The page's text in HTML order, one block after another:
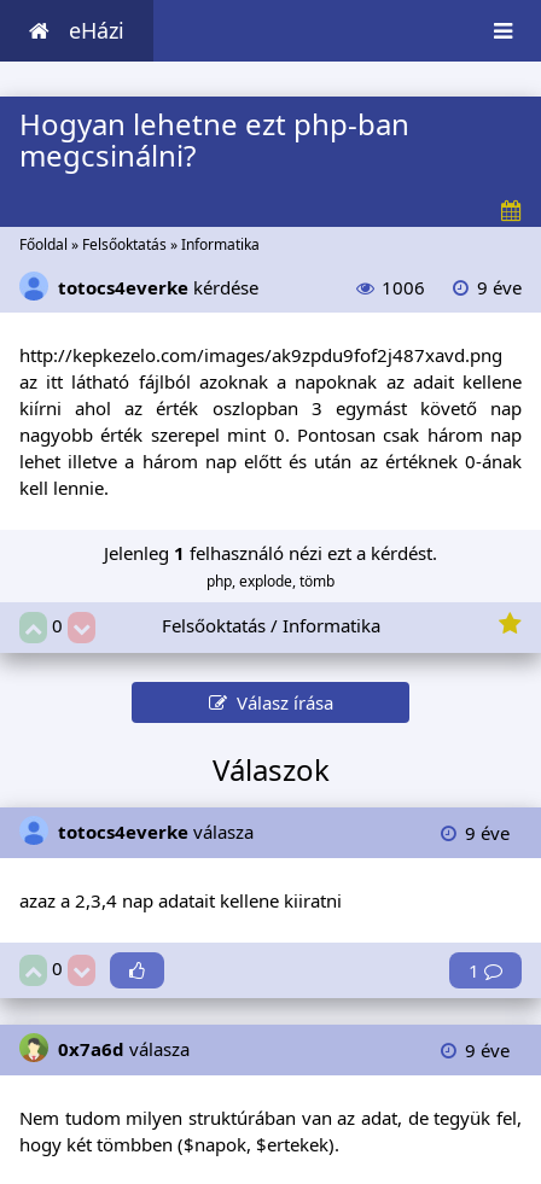
eHázi
Hogyan lehetne ezt php-ban
megcsinálni?
Főoldal » Felsőoktatás»Informatika
totocs4everke kérdése 1006 9 éve
http://kepkezelo.com/images/ak9zpdu9fof2j487xavd.png
az itt látható fájlból azoknak a napoknak az adait kellene
kiírni ahol az érték oszlopban 3 egymást követő nap
nagyobb érték szerepel mint 0. Pontosan csak három nap
lehet illetve a három nap előtt és után az értéknek 0-ának
kell lennie.
Jelenleg 1 felhasználó nézi ezt a kérdést.
php, explode, tömb
0 Felsőoktatás / Informatika
Válasz írása
Válaszok
totocs4everke válasza 9 éve
azaz a 2,3,4 nap adatait kellene kiiratni
0 1
0x7a6d válasza 9 éve
Nem tudom milyen struktúrában van az adat, de tegyük fel,
hogy két tömbben ($napok, $ertekek).